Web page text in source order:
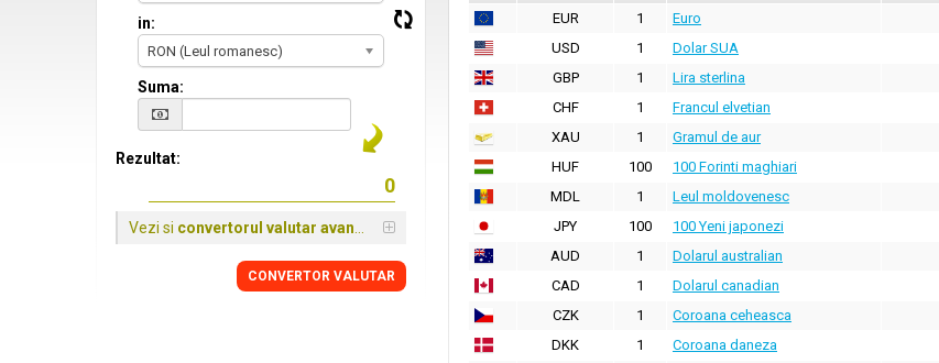
EUR 1 Euro
USD
1 Dolar SUA
GBP
1 Lira sterlina
CHF
1 Francul elvetian
XAU
1 Gramul de aur
HUF
100 100 Forinti maghiari
MDL
1 Leul moldovenesc
JPY
100 100 Yeni japonezi
AUD
1 Dolarul australian
CAD
1 Dolarul canadian
CZK
1 Coroana ceheasca
DKK
1 Coroana daneza
in:
RON (Leul romanesc)
Suma:
Rezultat:
Vezi si convertorul valutar avansat
CONVERTOR VALUTAR